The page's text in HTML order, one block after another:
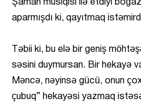
Şaman musiqisi ilə etdiyi
aparmışdı ki, qayıtmaq
Təbii ki, bu elə bir geniş
səsini duymursan. Bir hekayə
Məncə, nəyinsə gücü, onun
çubuq” hekayəsi yazmaq